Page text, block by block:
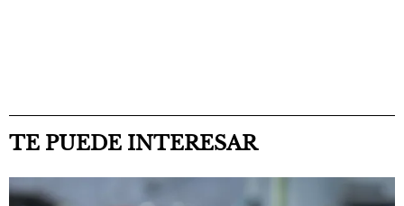
TE PUEDE INTERESAR